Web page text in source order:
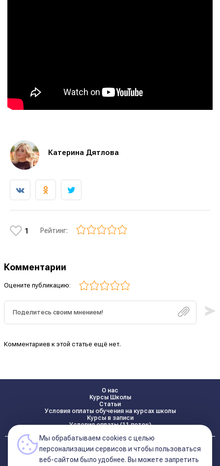
Катерина Дятлова
1 Рейтинг:
Комментарии
Оцените публикацию:
Комментариев к этой статье ещё нет.
О нас
Курсы Школы
Статьи
Условия оплаты обучения на курсах школы
Курсы в записи
Условия оплаты (11 поток)
Реквизиты
Контакты
Мы обрабатываем cookies с целью
персонализации сервисов и чтобы пользоваться
веб-сайтом было удобнее. Вы можете запретить